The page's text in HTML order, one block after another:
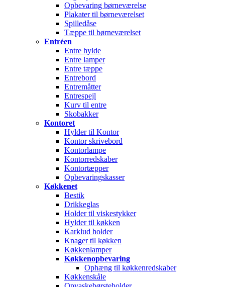
Opbevaring børneværelse
Plakater til børneværelset
Spilledåse
Tæppe til børneværelset
Entréen
Entre hylde
Entre lamper
Entre tæppe
Entrebord
Entremåtter
Entrespejl
Kurv til entre
Skobakker
Kontoret
Hylder til Kontor
Kontor skrivebord
Kontorlampe
Kontorredskaber
Kontortæpper
Opbevaringskasser
Køkkenet
Bestik
Drikkeglas
Holder til viskestykker
Hylder til køkken
Karklud holder
Knager til køkken
Køkkenlamper
Køkkenopbevaring
Ophæng til køkkenredskaber
Køkkenskåle